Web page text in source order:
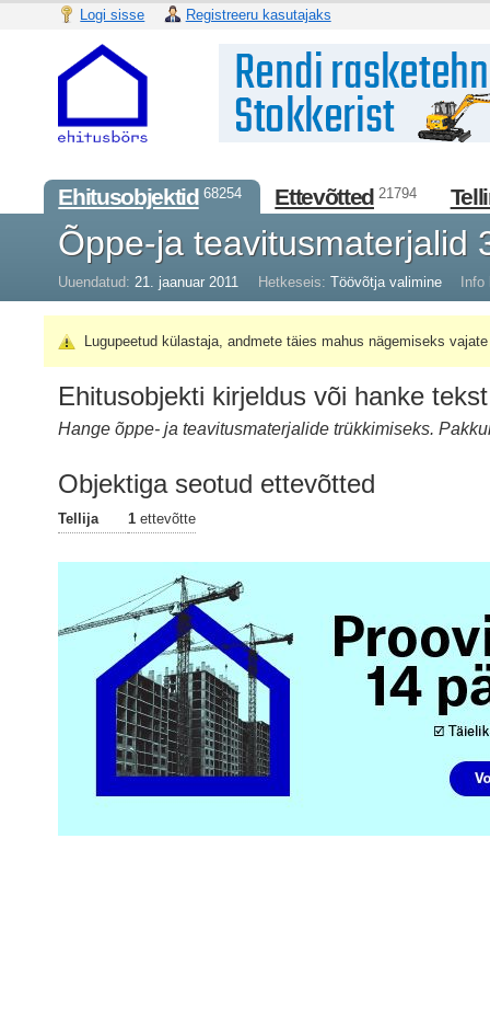
Logi sisse Registreeru kasutajaks
Ehitusobjektid 68254 Ettevõtted 21794
Õppe-ja teavitusmaterjalid
Uuendatud: 21. jaanuar 2011 Hetkeseis: Töövõtja valimine
Lugupeetud külastaja, andmete täies mahus nägemiseks
Ehitusobjekti kirjeldus või hanke tekst
Hange õppe- ja teavitusmaterjalide trükkimiseks.
Objektiga seotud ettevõtted
Tellija 1 ettevõtte